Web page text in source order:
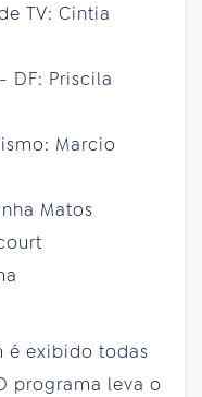
TV: Cintia
DF: Priscila
Marcio
Matos
é exibido todas
programa leva o